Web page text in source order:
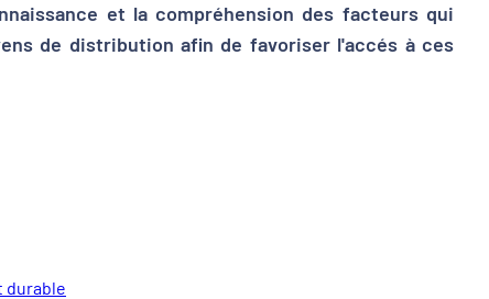
et la compréhension des facteurs qui
de distribution afin de favoriser l'accés à ces
durable